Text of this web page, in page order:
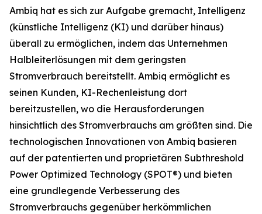
Ambiq hat es sich zur Aufgabe gremacht, Intelligenz
(künstliche Intelligenz (KI) und darüber hinaus)
überall zu ermöglichen, indem das Unternehmen
Halbleiterlösungen mit dem geringsten
Stromverbrauch bereitstellt. Ambiq ermöglicht es
seinen Kunden, KI-Rechenleistung dort
bereitzustellen, wo die Herausforderungen
hinsichtlich des Stromverbrauchs am größten sind. Die
technologischen Innovationen von Ambiq basieren
auf der patentierten und proprietären Subthreshold
Power Optimized Technology (SPOT®) und bieten
eine grundlegende Verbesserung des
Stromverbrauchs gegenüber herkömmlichen